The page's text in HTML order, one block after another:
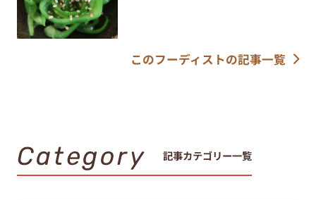
このフーディストの記事一覧
Category 記事カテゴリー一覧